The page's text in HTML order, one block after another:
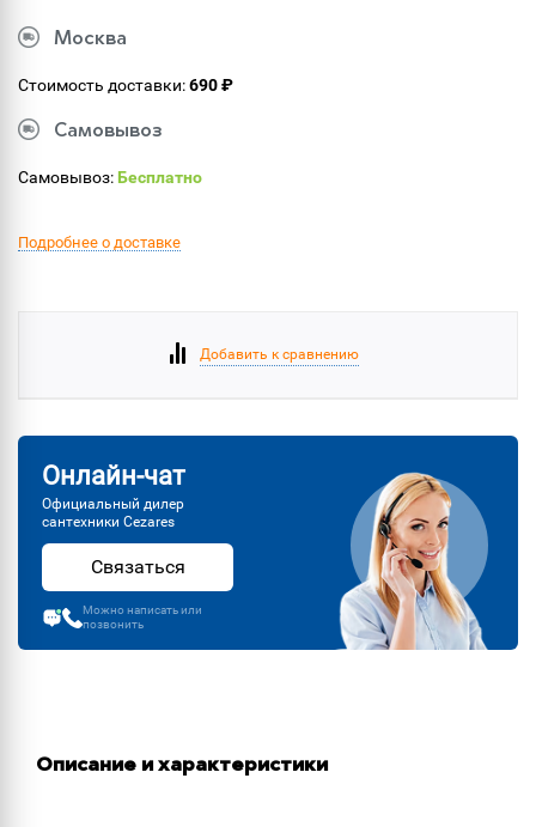
Москва
Стоимость доставки:690 ₽
Самовывоз
Самовывоз:Бесплатно
Подробнее о доставке
Добавить к сравнению
Онлайн-чат
Официальный дилер
сантехники Cezares
Связаться
Можно написать или
позвонить
Описание и характеристики